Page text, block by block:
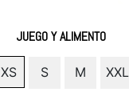
JUEGO Y ALIMENTO
XS S M XXL